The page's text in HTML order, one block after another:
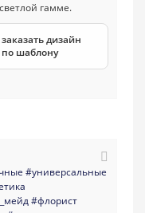
заказать дизайн
по шаблону
#универсальные
#флорист